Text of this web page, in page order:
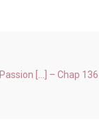
Passion [...] – Chap 136